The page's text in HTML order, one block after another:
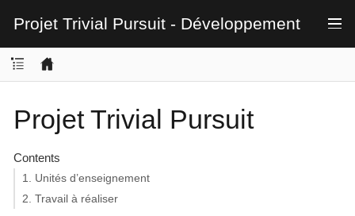
Projet Trivial Pursuit - Développement
Projet Trivial Pursuit
Contents
1. Unités d’enseignement
2. Travail à réaliser